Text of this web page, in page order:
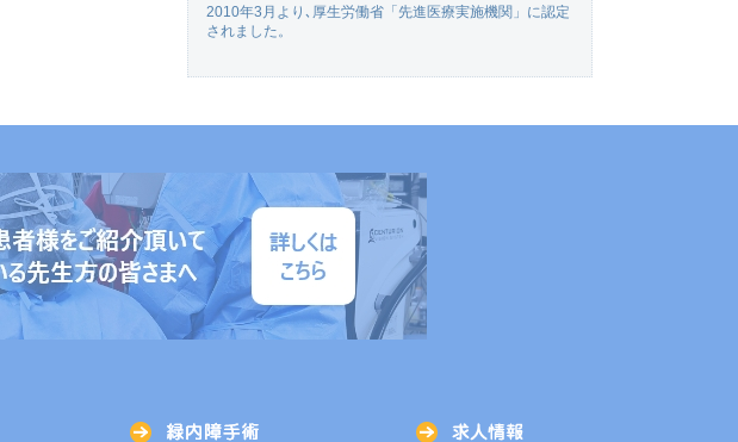
2010年3月より､厚生労働省「先進医療実施機関」に認定
されました。